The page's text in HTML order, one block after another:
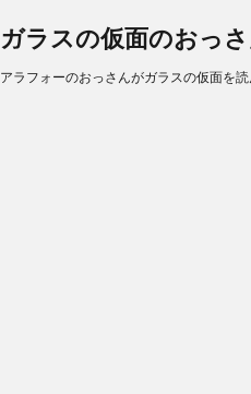
ガラスの仮面のおっ
アラフォーのおっさんがガラスの仮面を